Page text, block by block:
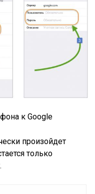
к Google
произойдет
только